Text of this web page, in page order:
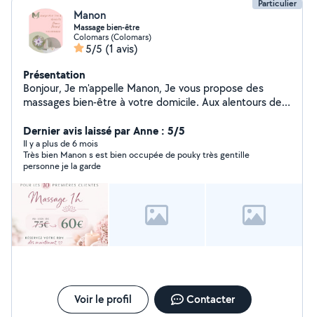
Particulier
Manon
Massage bien-être
Colomars (Colomars)
5/5 (1 avis)
Présentation
Bonjour, Je m'appelle Manon, Je vous propose des
massages bien-être à votre domicile. Aux alentours de
Suédois. Uniquement pour femme.
Dernier avis laissé par Anne : 5/5
Il y a plus de 6 mois
Très bien Manon s est bien occupée de pouky très gentille
personne je la garde
Voir le profil Contacter